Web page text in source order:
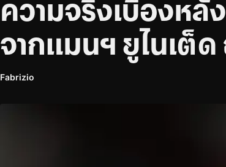
ความจริงเบื้องหลั
จากแมนฯ ยูไนเต็
Fabrizio